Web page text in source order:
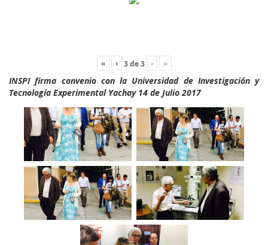
« ‹ 3de3 › »
INSPI firma convenio con la Universidad de Investigación y
Tecnología Experimental Yachay 14 de Julio 2017